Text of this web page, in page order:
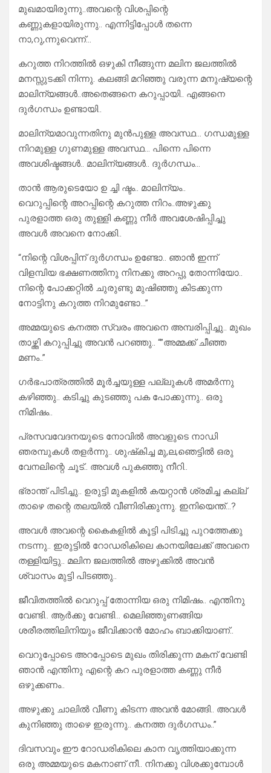
മുഖമായിരുന്നു..അവന്റെ വിശപ്പിന്റെ
കണ്ണുകളായിരുന്നു.. എന്നിട്ടിപ്പോൾ തന്നെ
നാ,റു,ന്നുവെന്ന്…
കറുത്ത നിറത്തിൽ ഒഴുകി നീങ്ങുന്ന മലിന ജലത്തിൽ
മനസ്സുടക്കി നിന്നു. കലങ്ങി മറിഞ്ഞു വരുന്ന മനുഷ്യന്റെ
മാലിന്യങ്ങൾ..അതെങ്ങനെ കറുപ്പായി.. എങ്ങനെ
ദുർഗന്ധം ഉണ്ടായി..
മാലിന്യമാവുന്നതിനു മുൻപുള്ള അവസ്ഥ… ഗന്ധമുള്ള
നിറമുള്ള ഗുണമുള്ള അവസ്ഥ… പിന്നെ പിന്നെ
അവശിഷ്ടങ്ങൾ.. മാലിന്യങ്ങൾ.. ദുർഗന്ധം…
താൻ ആരുടെയോ ഉ ച്ചി ഷ്ടം.. മാലിന്യം..
വെറുപ്പിന്റെ അറപ്പിന്റെ കറുത്ത നിറം..അഴുക്കു
പുരളാത്ത ഒരു തുള്ളി കണ്ണു നീർ അവശേഷിപ്പിച്ചു
അവൾ അവനെ നോക്കി..
“നിന്റെ വിശപ്പിന് ദുർഗന്ധം ഉണ്ടോ.. ഞാൻ ഇന്ന്
വിളമ്പിയ ഭക്ഷണത്തിനു നിനക്കു അറപ്പു തോന്നിയോ..
നിന്റെ പോക്കറ്റിൽ ചുരുണ്ടു മുഷിഞ്ഞു കിടക്കുന്ന
നോട്ടിനു കറുത്ത നിറമുണ്ടോ…”
അമ്മയുടെ കനത്ത സ്വരം അവനെ അമ്പരിപ്പിച്ചു.. മുഖം
താഴ്ത്തി കറുപ്പിച്ചു അവൻ പറഞ്ഞു.. “”അമ്മക്ക് ചീഞ്ഞ
മണം..”
ഗർഭപാത്രത്തിൽ മൂർച്ചയുള്ള പല്ലുകൾ അമർന്നു
കഴിഞ്ഞു.. കടിച്ചു കുടഞ്ഞു പക പോക്കുന്നു.. ഒരു
നിമിഷം..
പ്രസവവേദനയുടെ നോവിൽ അവളുടെ നാഡി
ഞരമ്പുകൾ തളർന്നു.. ശുഷ്‌കിച്ച മു,ല,ഞെട്ടിൽ ഒരു
വേനലിന്റെ ചൂട്.. അവൾ പുകഞ്ഞു നീറി..
ഭ്രാന്ത് പിടിച്ചു.. ഉരുട്ടി മുകളിൽ കയറ്റാൻ ശ്രമിച്ച കല്ല്
താഴെ തന്റെ തലയിൽ വീണിരിക്കുന്നു. ഇനിയെന്ത്…?
അവൾ അവന്റെ കൈകളിൽ കൂട്ടി പിടിച്ചു പുറത്തേക്കു
നടന്നു.. ഇരുട്ടിൽ റോഡരികിലെ കാനയിലേക്ക് അവനെ
തള്ളിയിട്ടു.. മലിന ജലത്തിൽ അഴുക്കിൽ അവൻ
ശ്വാസം മുട്ടി പിടഞ്ഞു..
ജീവിതത്തിൽ വെറുപ്പ്‌ തോന്നിയ ഒരു നിമിഷം.. എന്തിനു
വേണ്ടി.. ആർക്കു വേണ്ടി… മെലിഞ്ഞുണങ്ങിയ
ശരീരത്തിലിനിയും ജീവിക്കാൻ മോഹം ബാക്കിയാണ്..
വെറുപ്പോടെ അറപ്പോടെ മുഖം തിരിക്കുന്ന മകന് വേണ്ടി
ഞാൻ എന്തിനു എന്റെ കറ പുരളാത്ത കണ്ണു നീർ
ഒഴുക്കണം..
അഴുക്കു ചാലിൽ വീണു കിടന്ന അവൻ മോങ്ങി.. അവൾ
കുനിഞ്ഞു താഴെ ഇരുന്നു.. കനത്ത ദുർഗന്ധം..”
ദിവസവും ഈ റോഡരികിലെ കാന വൃത്തിയാക്കുന്ന
ഒരു അമ്മയുടെ മകനാണ് നീ.. നിനക്കു വിശക്കുമ്പോൾ